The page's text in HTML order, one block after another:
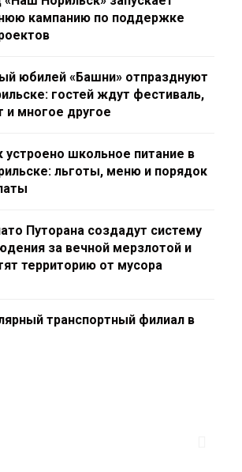
кампанию по поддержке
юбилей «Башни» отпразднуют
гостей ждут фестиваль,
и многое другое
устроено школьное питание в
льготы, меню и порядок
Путорана создадут систему
за вечной мерзлотой и
территорию от мусора
транспортный филиал в